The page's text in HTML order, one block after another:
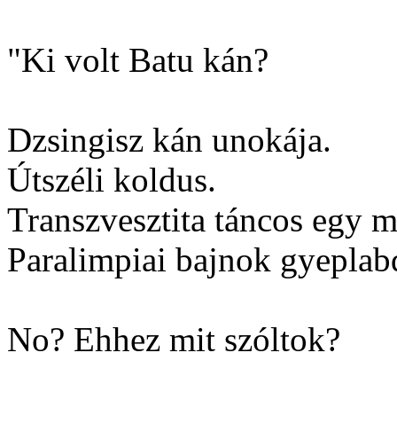
"Ki volt Batu kán?
Dzsingisz kán unokája.
Útszéli koldus.
Transzvesztita táncos egy
Paralimpiai bajnok
No? Ehhez mit szóltok?